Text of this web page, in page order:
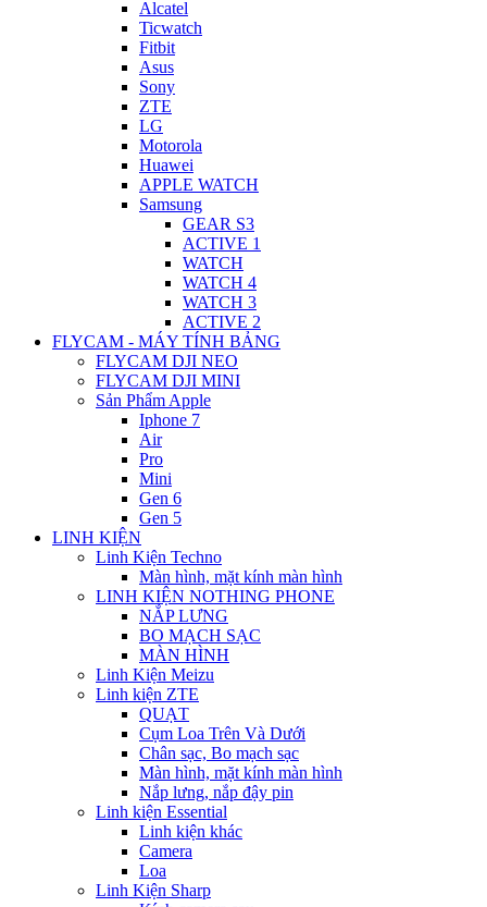
Alcatel
Ticwatch
Fitbit
Asus
Sony
ZTE
LG
Motorola
Huawei
APPLE WATCH
Samsung
GEAR S3
ACTIVE 1
WATCH
WATCH 4
WATCH 3
ACTIVE 2
FLYCAM - MÁY TÍNH BẢNG
FLYCAM DJI NEO
FLYCAM DJI MINI
Sản Phẩm Apple
Iphone 7
Air
Pro
Mini
Gen 6
Gen 5
LINH KIỆN
Linh Kiện Techno
Màn hình, mặt kính màn hình
LINH KIỆN NOTHING PHONE
NẮP LƯNG
BO MẠCH SẠC
MÀN HÌNH
Linh Kiện Meizu
Linh kiện ZTE
QUẠT
Cụm Loa Trên Và Dưới
Chân sạc, Bo mạch sạc
Màn hình, mặt kính màn hình
Nắp lưng, nắp đậy pin
Linh kiện Essential
Linh kiện khác
Camera
Loa
Linh Kiện Sharp